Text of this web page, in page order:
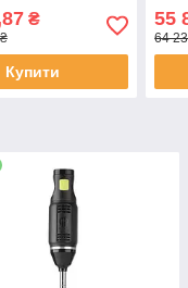
₴
Купити
55
64